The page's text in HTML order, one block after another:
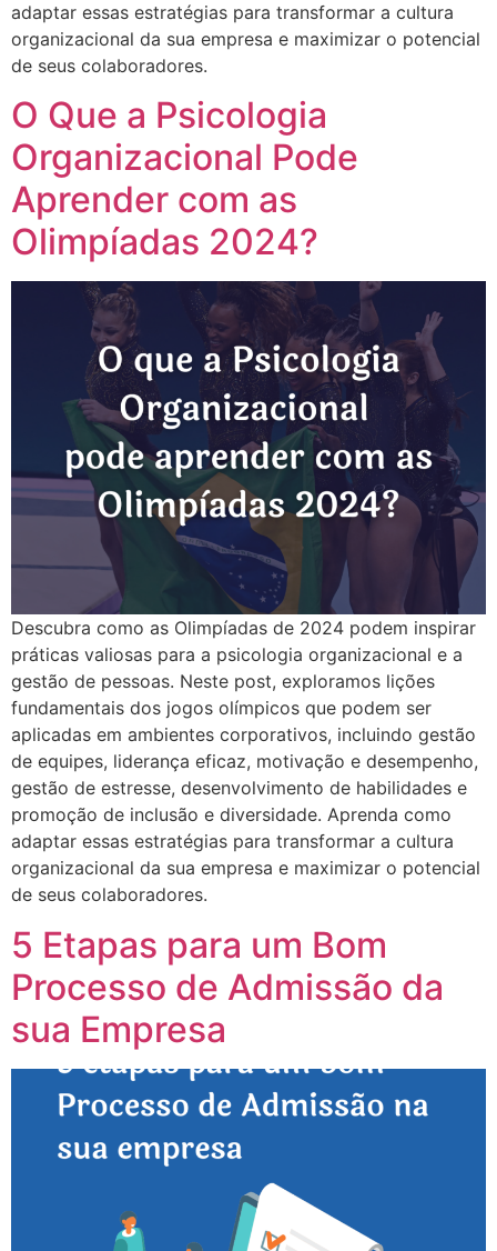
adaptar essas estratégias para transformar a cultura
organizacional da sua empresa e maximizar o potencial
de seus colaboradores.
O Que a Psicologia
Organizacional Pode
Aprender com as
Olimpíadas 2024?
Descubra como as Olimpíadas de 2024 podem inspirar
práticas valiosas para a psicologia organizacional e a
gestão de pessoas. Neste post, exploramos lições
fundamentais dos jogos olímpicos que podem ser
aplicadas em ambientes corporativos, incluindo gestão
de equipes, liderança eficaz, motivação e desempenho,
gestão de estresse, desenvolvimento de habilidades e
promoção de inclusão e diversidade. Aprenda como
adaptar essas estratégias para transformar a cultura
organizacional da sua empresa e maximizar o potencial
de seus colaboradores.
5 Etapas para um Bom
Processo de Admissão da
sua Empresa